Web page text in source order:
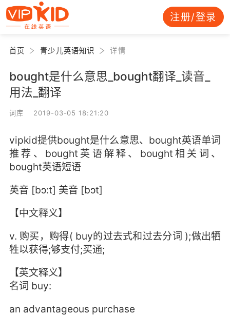
注册/登录
首页 青少儿英语知识 详情
bought是什么意思_bought翻译_读音_
用法_翻译
词库 2019-03-05 18:21:20
vipkid提供bought是什么意思、bought英语单词
推荐、bought英语解释、bought相关词、
bought英语短语
英音 [bɔ:t] 美音 [bɔt]
【中文释义】
v. 购买，购得( buy的过去式和过去分词 );做出牺
牲以获得;够支付;买通;
【英文释义】
名词 buy:
an advantageous purchase